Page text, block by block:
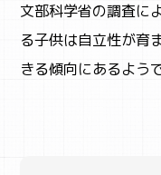
文部科学省の調査に
る子供は自立性が育
きる傾向にあるよう